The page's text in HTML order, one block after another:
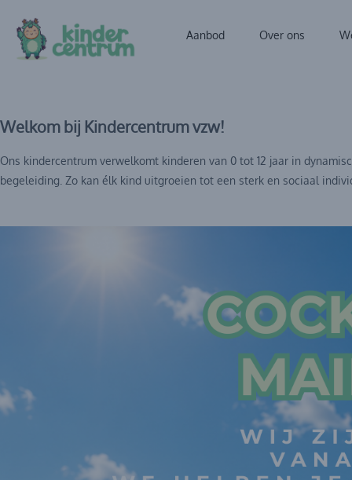
Aanbod Over ons
Welkom bij Kindercentrum vzw!
Ons kindercentrum verwelkomt kinderen van 0 tot 12 jaar in
begeleiding. Zo kan élk kind uitgroeien tot een sterk en sociaal